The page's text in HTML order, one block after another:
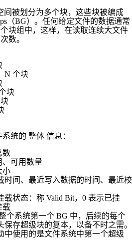
间被划分为多个块，这些块被编成
（BG）。任何给定文件的数据通常
块组中，这样，在读取连续大文件
数。
N 个块
块
统的 整体 信息：
数
、可用数量
小
时间、最近写入数据的时间、最近校
载状态：称 Valid Bit，0 表示已挂
载
个系统第一个 BG 中，后续的每个
保存超级块的复本，以备不时之需。
中使用的是文件系统中第一个超级